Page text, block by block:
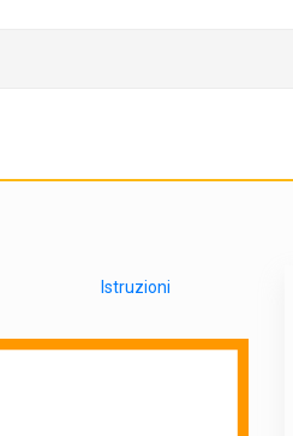
Istruzioni